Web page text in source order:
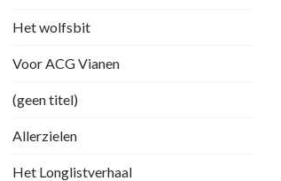
Het wolfsbit
Voor ACG Vianen
(geen titel)
Allerzielen
Het Longlistverhaal